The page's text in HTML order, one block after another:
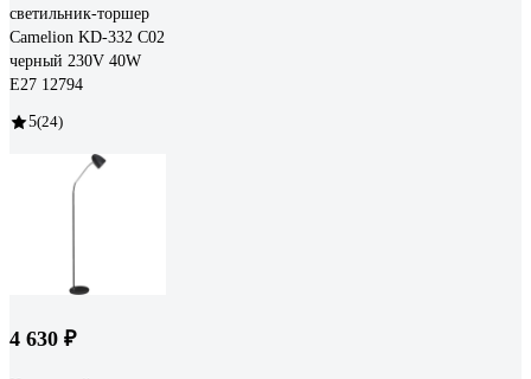
светильник-торшер
Camelion KD-332 C02
черный 230V 40W
E27 12794
5(24)
4 630 ₽